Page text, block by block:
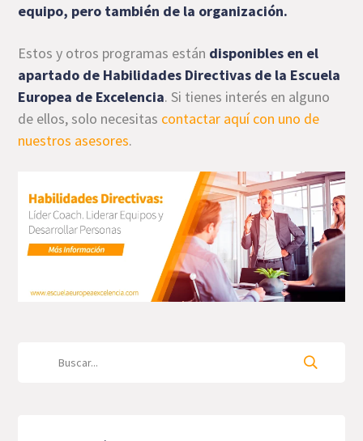
equipo, pero también de la organización.
Estos y otros programas están disponibles en el
apartado de Habilidades Directivas de la Escuela
Europea de Excelencia. Si tienes interés en alguno
de ellos, solo necesitas contactar aquí con uno de
nuestros asesores.